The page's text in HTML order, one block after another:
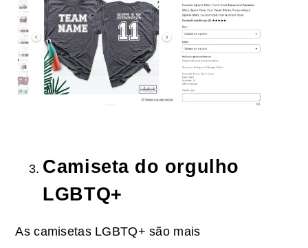
Camiseta do orgulho
LGBTQ+
As camisetas LGBTQ+ são mais